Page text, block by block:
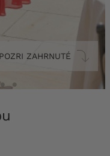
POZRI ZAHRNUTÉ